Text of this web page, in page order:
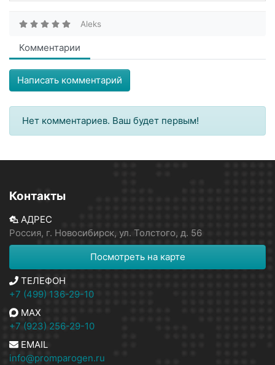
Aleks
Комментарии
Написать комментарий
Нет комментариев. Ваш будет первым!
Контакты
АДРЕС
Россия, г. Новосибирск, ул. Толстого, д. 56
Посмотреть на карте
ТЕЛЕФОН
+7 (499) 136-29-10
MAX
+7 (923) 256-29-10
EMAIL
info@promparogen.ru